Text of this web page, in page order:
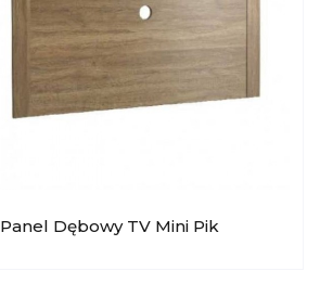
Panel Dębowy TV Mini Pik